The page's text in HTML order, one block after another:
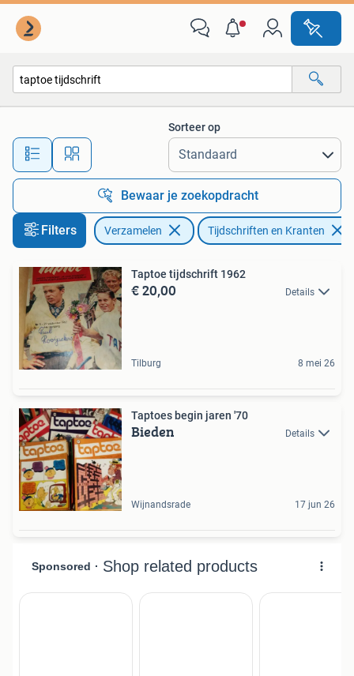
Alle afstanden…
Sorteer op
Bewaar je zoekopdracht
Filters Verzamelen Tijdschriften en Kranten
Taptoe tijdschrift 1962
€ 20,00 Details
Tilburg 8 mei 26
Taptoes begin jaren '70
Bieden Details
Wijnandsrade 17 jun 26